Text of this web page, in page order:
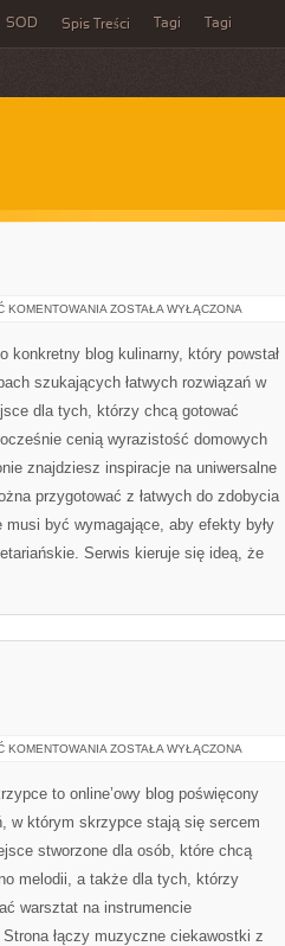
SOD Spis Treści Tagi Tagi
KOMENTOWANIA BEZGLUTENOWE
ZOSTAŁA WYŁĄCZONA
konkretny blog kulinarny, który powstał
szukających łatwych rozwiązań w
dla tych, którzy chcą gotować
cenią wyrazistość domowych
znajdziesz inspiracje na uniwersalne
przygotować z łatwych do zdobycia
musi być wymagające, aby efekty były
Serwis kieruje się ideą, że
KOMENTOWANIA ŚLUB
ZOSTAŁA WYŁĄCZONA
to online’owy blog poświęcony
w którym skrzypce stają się sercem
stworzone dla osób, które chcą
melodii, a także dla tych, którzy
warsztat na instrumencie
łączy muzyczne ciekawostki z